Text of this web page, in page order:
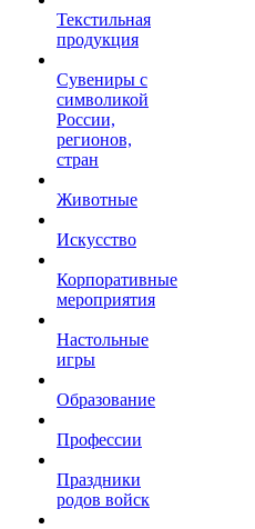
Текстильная
продукция
Сувениры с
символикой
России,
регионов,
стран
Животные
Искусство
Корпоративные
мероприятия
Настольные
игры
Образование
Профессии
Праздники
родов войск